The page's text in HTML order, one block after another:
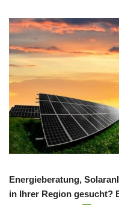
Energieberatung,
in Ihrer Region gesucht?